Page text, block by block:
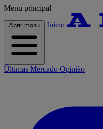
Menu principal
Abrir menu Início
Últimas Mercado Opinião